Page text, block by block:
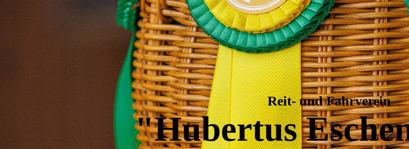
Reit- und Fahrverein
"Hubertus